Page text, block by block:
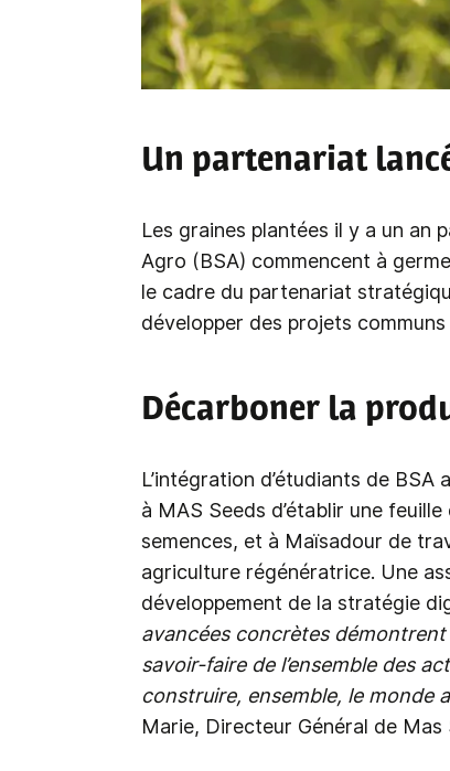
Un partenariat
Les graines plantées il y a un an
Agro (BSA) commencent à
le cadre du partenariat
développer des projets
Décarboner la
L’intégration d’étudiants de
à MAS Seeds d’établir une
semences, et à Maïsadour de
agriculture régénératrice. Une
développement de la stratégie
avancées concrètes
savoir-faire de l’ensemble des
construire, ensemble, le monde
Marie, Directeur Général de Mas